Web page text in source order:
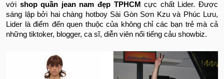
với shop quần jean nam đẹp TPHCM cực chất Lider. Được
sáng lập bởi hai chàng hotboy Sài Gòn Sơn Kzu và Phúc Lưu,
Lider là điểm đến quen thuộc của không chỉ các bạn trẻ mà cả
những tiktoker, blogger, ca sĩ, diễn viên nổi tiếng cảu showbiz.